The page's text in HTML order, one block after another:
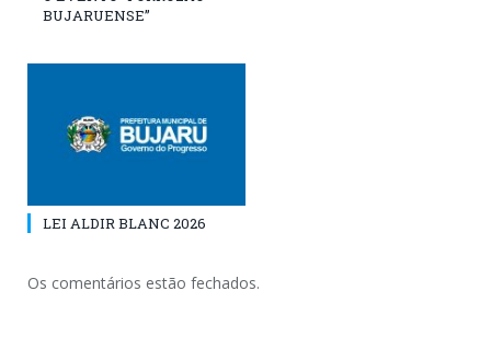
BUJARUENSE”
LEI ALDIR BLANC 2026
Os comentários estão fechados.